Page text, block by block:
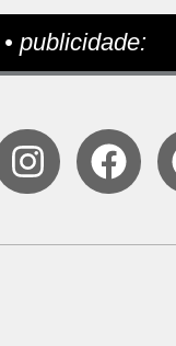
• publicidade: